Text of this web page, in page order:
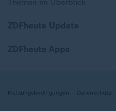
Nutzungsbedingungen Datenschutz